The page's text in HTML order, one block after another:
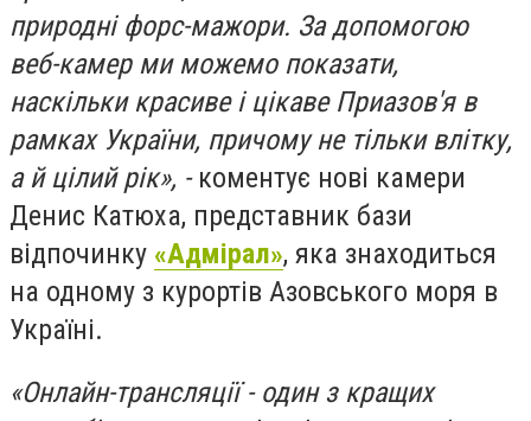
природні форс-мажори. За допомогою
веб-камер ми можемо показати,
наскільки красиве і цікаве Приазов'я в
рамках України, причому не тільки влітку,
а й цілий рік», - коментує нові камери
Денис Катюха, представник бази
відпочинку «Адмірал», яка знаходиться
на одному з курортів Азовського моря в
Україні.
«Онлайн-трансляції - один з кращих